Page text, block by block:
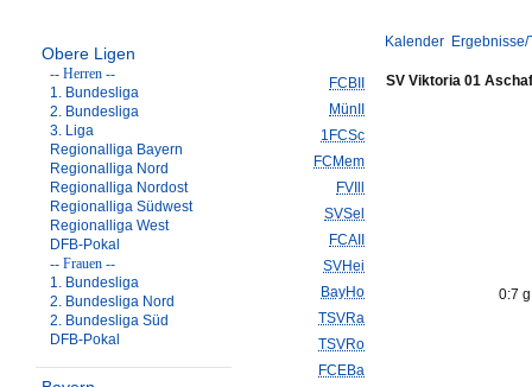
Obere Ligen
-- Herren --
1. Bundesliga
2. Bundesliga
3. Liga
Regionalliga Bayern
Regionalliga Nord
Regionalliga Nordost
Regionalliga Südwest
Regionalliga West
DFB-Pokal
-- Frauen --
1. Bundesliga
2. Bundesliga Nord
2. Bundesliga Süd
DFB-Pokal
Kalender
FCBII
MünII
1FCSc
FCMem
FVIll
SVSel
FCAII
SVHei
BayHo
TSVRa
TSVRo
FCEBa
SV Viktoria 01
0:7